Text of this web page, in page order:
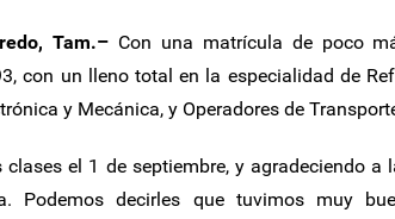
Tam.–Con una matrícula de poco
con un lleno total en la especialidad de
y Mecánica, y Operadores de
clases el 1 de septiembre, y agradeciendo
Podemos decirles que tuvimos muy